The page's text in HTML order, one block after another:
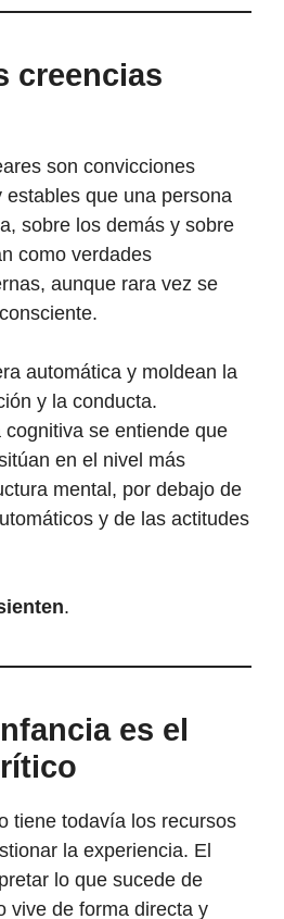
creencias
son convicciones
que una persona
sobre los demás y sobre
como verdades
aunque rara vez se
automática y moldean la
y la conducta.
se entiende que
en el nivel más
mental, por debajo de
y de las actitudes
.
es el
tiene todavía los recursos
la experiencia. El
lo que sucede de
vive de forma directa y